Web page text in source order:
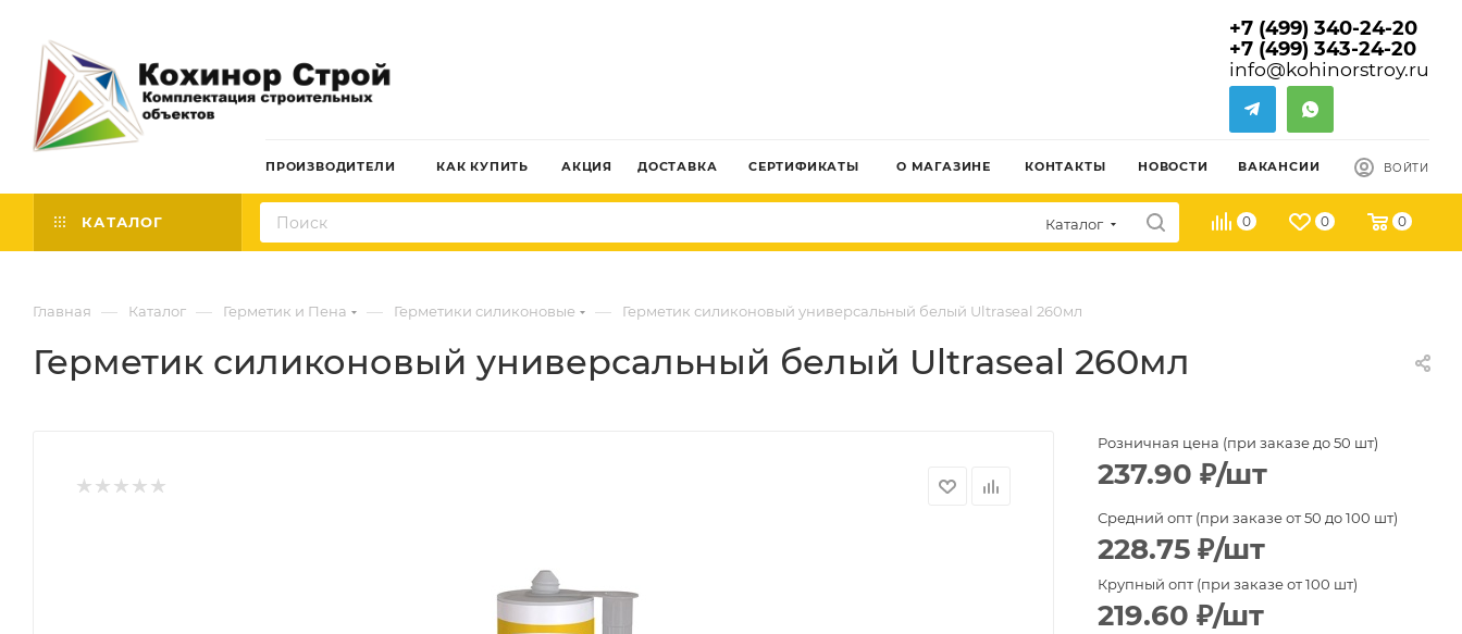
+7 (499) 340-24-20
+7 (499) 343-24-20
info@kohinorstroy.ru
ПРОИЗВОДИТЕЛИ КАК КУПИТЬ АКЦИЯ ДОСТАВКА СЕРТИФИКАТЫ О МАГАЗИНЕ КОНТАКТЫ НОВОСТИ ВАКАНСИИ ВОЙТИ
КАТАЛОГ Каталог 0 0 0
Главная — Каталог — Герметик и Пена — Герметики силиконовые — Герметик силиконовый универсальный белый Ultraseal 260мл
Герметик силиконовый универсальный белый Ultraseal 260мл
Розничная цена (при заказе до 50 шт)
237.90 ₽/шт
Средний опт (при заказе от 50 до 100 шт)
228.75 ₽/шт
Крупный опт (при заказе от 100 шт)
219.60 ₽/шт